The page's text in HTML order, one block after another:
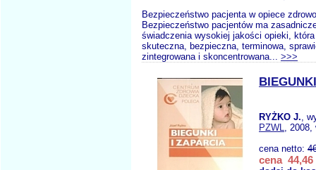
Bezpieczeństwo pacjenta w opiece
Bezpieczeństwo pacjentów ma
świadczenia wysokiej jakości opieki,
skuteczna, bezpieczna, terminowa,
zintegrowana i skoncentrowana... >>>
RYŻKO J.,
PZWL, 2008,
cena netto:
cena 44,46